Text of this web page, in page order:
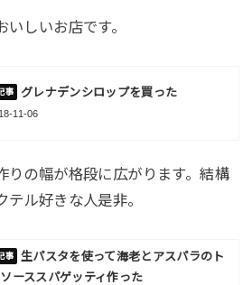
しいお店です。
グレナデンシロップを買った
11-06
りの幅が格段に広がります。結構
ル好きな人是非。
生パスタを使って海老とアスパラのト
ーススパゲッティ作った